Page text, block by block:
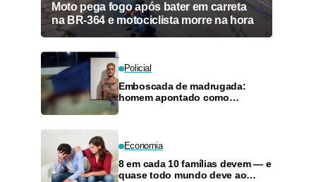
Moto pega fogo após bater em carreta
na BR-364 e motociclista morre na hora
Policial
Emboscada de madrugada:
homem apontado como
Economia
8 em cada 10 famílias devem — e
quase todo mundo deve ao